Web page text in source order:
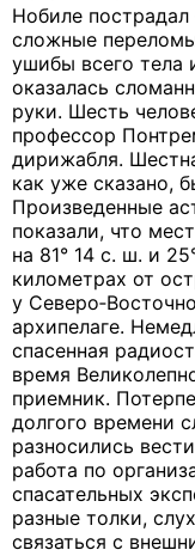
Нобиле
сложные
ушибы всего тела
оказалась
руки. Шесть
профессор
дирижабля.
как уже сказано,
Произведенные
показали, что
на 81° 14 с. ш. и
километрах от
у
архипелаге.
спасенная
время
приемник.
долгого времени
разносились
работа по
спасательных
разные толки,
связаться с